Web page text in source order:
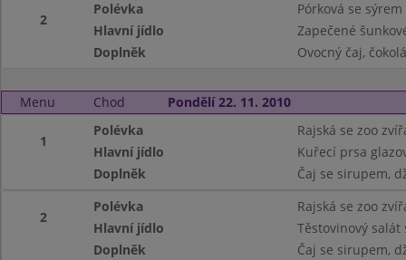
2
Polévka
Pórková se sýrem
Hlavní jídlo
Zapečené
Doplněk
Ovocný čaj,
Menu Chod Pondělí 22. 11. 2010
1
Polévka
Rajská se zoo
Hlavní jídlo
Kuřecí prsa
Doplněk
Čaj se sirupem,
2
Polévka
Rajská se zoo
Hlavní jídlo
Těstovinový salát
Doplněk
Čaj se sirupem,